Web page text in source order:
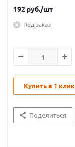
192 руб./шт
Под заказ
Купить в 1 клик
Поделиться